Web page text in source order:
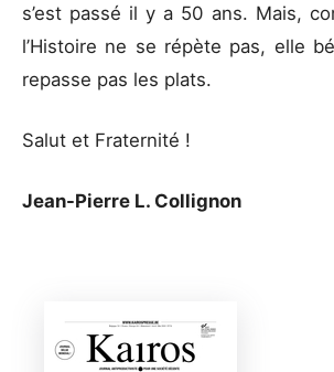
s’est passé il y a 50 ans. Mais,
l’Histoire ne se répète pas, elle
repasse pas les plats.
Salut et Fraternité !
Jean-Pierre L. Collignon